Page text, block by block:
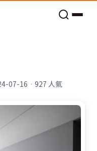
07-16 · 927 人氣